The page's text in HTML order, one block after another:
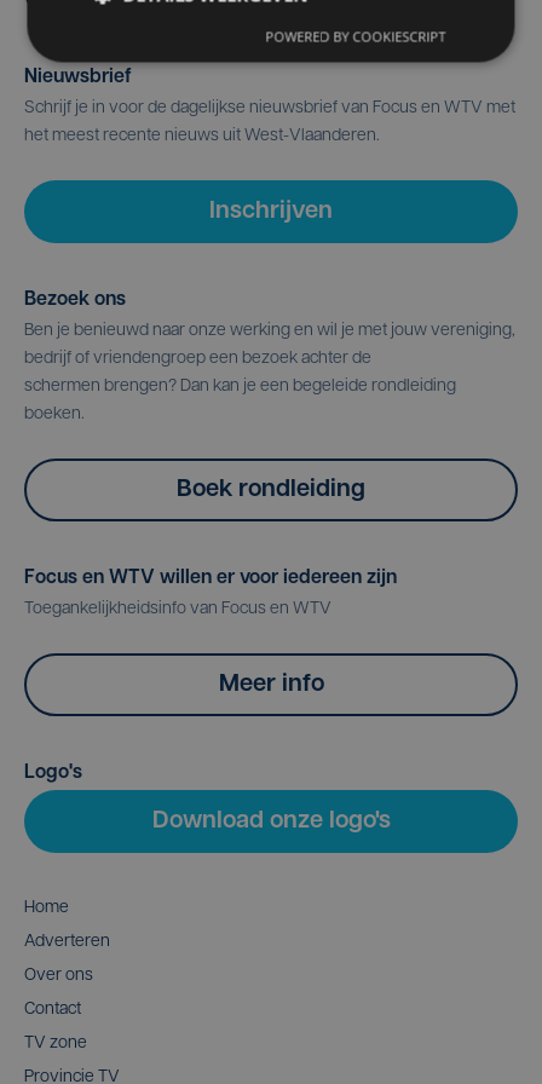
Nieuwsbrief
Schrijf je in voor de dagelijkse nieuwsbrief van Focus en WTV met
het meest recente nieuws uit West-Vlaanderen.
Inschrijven
Bezoek ons
Ben je benieuwd naar onze werking en wil je met jouw vereniging,
bedrijf of vriendengroep een bezoek achter de
schermen brengen? Dan kan je een begeleide rondleiding
boeken.
Boek rondleiding
Focus en WTV willen er voor iedereen zijn
Toegankelijkheidsinfo van Focus en WTV
Meer info
Logo's
Download onze logo's
Home
Adverteren
Over ons
Contact
TV zone
Provincie TV
POWERED BY COOKIESCRIPT